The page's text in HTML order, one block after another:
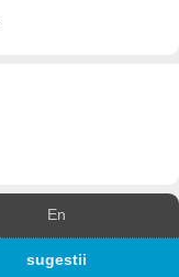
En
sugestii